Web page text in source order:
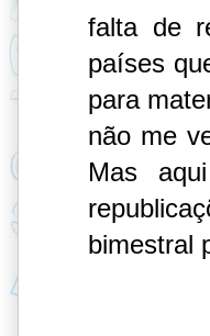
falta de
países
para
não me
Mas
bimestral